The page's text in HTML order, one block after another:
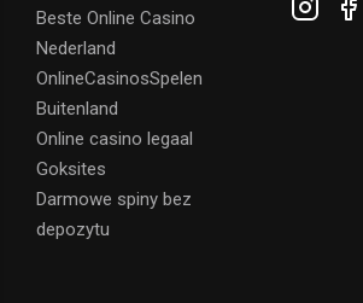
Beste Online Casino
Nederland
OnlineCasinosSpelen
Buitenland
Online casino legaal
Goksites
Darmowe spiny bez
depozytu